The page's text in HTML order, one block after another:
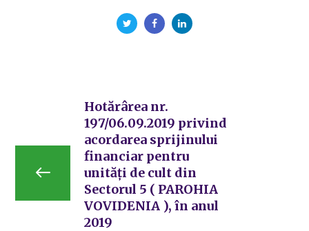
Hotărârea nr.
197/06.09.2019 privind
acordarea sprijinului
financiar pentru
unități de cult din
Sectorul 5 ( PAROHIA
VOVIDENIA ), în anul
2019